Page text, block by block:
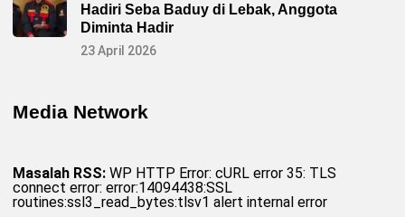
Hadiri Seba Baduy di Lebak, Anggota
Diminta Hadir
23 April 2026
Media Network
Masalah RSS: WP HTTP Error: cURL error 35: TLS
connect error: error:14094438:SSL
routines:ssl3_read_bytes:tlsv1 alert internal error